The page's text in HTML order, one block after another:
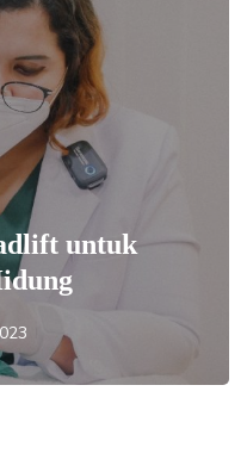
untuk